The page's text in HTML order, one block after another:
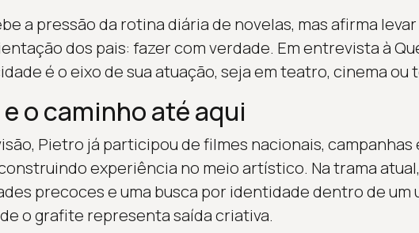
a pressão da rotina diária de novelas, mas afirma
dos pais: fazer com verdade. Em entrevista à
é o eixo de sua atuação, seja em teatro, cinema ou
o caminho até aqui
Pietro já participou de filmes nacionais, campanhas
experiência no meio artístico. Na trama
precoces e uma busca por identidade dentro de um
o grafite representa saída criativa.